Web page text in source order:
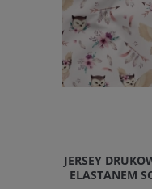
JERSEY
ELASTANEM